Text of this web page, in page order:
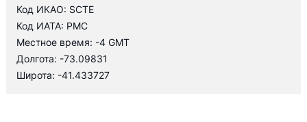
Код ИКАО: SCTE
Код ИАТА: PMC
Местное время: -4 GMT
Долгота: -73.09831
Широта: -41.433727